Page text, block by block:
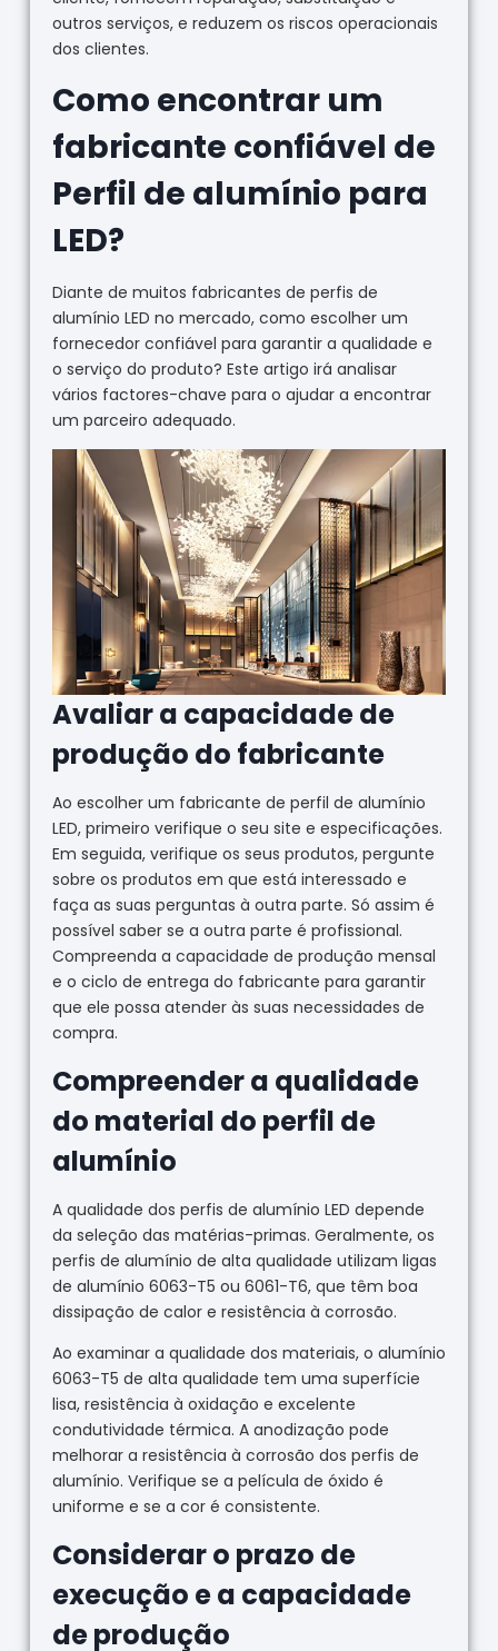
outros serviços, e reduzem os riscos operacionais
dos clientes.
Como encontrar um
fabricante confiável de
Perfil de alumínio para
LED?
Diante de muitos fabricantes de perfis de
alumínio LED no mercado, como escolher um
fornecedor confiável para garantir a qualidade e
o serviço do produto? Este artigo irá analisar
vários factores-chave para o ajudar a encontrar
um parceiro adequado.
Avaliar a capacidade de
produção do fabricante
Ao escolher um fabricante de perfil de alumínio
LED, primeiro verifique o seu site e especificações.
Em seguida, verifique os seus produtos, pergunte
sobre os produtos em que está interessado e
faça as suas perguntas à outra parte. Só assim é
possível saber se a outra parte é profissional.
Compreenda a capacidade de produção mensal
e o ciclo de entrega do fabricante para garantir
que ele possa atender às suas necessidades de
compra.
Compreender a qualidade
do material do perfil de
alumínio
A qualidade dos perfis de alumínio LED depende
da seleção das matérias-primas. Geralmente, os
perfis de alumínio de alta qualidade utilizam ligas
de alumínio 6063-T5 ou 6061-T6, que têm boa
dissipação de calor e resistência à corrosão.
Ao examinar a qualidade dos materiais, o alumínio
6063-T5 de alta qualidade tem uma superfície
lisa, resistência à oxidação e excelente
condutividade térmica. A anodização pode
melhorar a resistência à corrosão dos perfis de
alumínio. Verifique se a película de óxido é
uniforme e se a cor é consistente.
Considerar o prazo de
execução e a capacidade
de produção